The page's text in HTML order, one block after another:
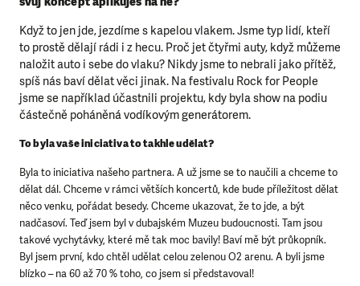
Když to jen jde, jezdíme s kapelou vlakem. Jsme typ lidí, kteří
to prostě dělají rádi i z hecu. Proč jet čtyřmi auty, když můžeme
naložit auto i sebe do vlaku? Nikdy jsme to nebrali jako přítěž,
spíš nás baví dělat věci jinak. Na festivalu Rock for People
jsme se například účastnili projektu, kdy byla show na podiu
částečně poháněná vodíkovým generátorem.
To byla vaše iniciativa to takhle udělat?
Byla to iniciativa našeho partnera. A už jsme se to naučili a chceme to
dělat dál. Chceme v rámci větších koncertů, kde bude příležitost dělat
něco venku, pořádat besedy. Chceme ukazovat, že to jde, a být
nadčasoví. Teď jsem byl v dubajském Muzeu budoucnosti. Tam jsou
takové vychytávky, které mě tak moc bavily! Baví mě být průkopník.
Byl jsem první, kdo chtěl udělat celou zelenou O2 arenu. A byli jsme
blízko – na 60 až 70 % toho, co jsem si představoval!